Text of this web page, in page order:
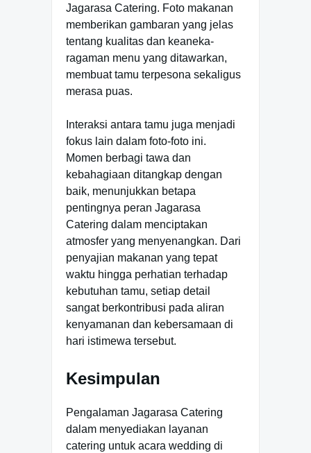
Jagarasa Catering. Foto makanan
memberikan gambaran yang jelas
tentang kualitas dan keaneka-
ragaman menu yang ditawarkan,
membuat tamu terpesona sekaligus
merasa puas.
Interaksi antara tamu juga menjadi
fokus lain dalam foto-foto ini.
Momen berbagi tawa dan
kebahagiaan ditangkap dengan
baik, menunjukkan betapa
pentingnya peran Jagarasa
Catering dalam menciptakan
atmosfer yang menyenangkan. Dari
penyajian makanan yang tepat
waktu hingga perhatian terhadap
kebutuhan tamu, setiap detail
sangat berkontribusi pada aliran
kenyamanan dan kebersamaan di
hari istimewa tersebut.
Kesimpulan
Pengalaman Jagarasa Catering
dalam menyediakan layanan
catering untuk acara wedding di